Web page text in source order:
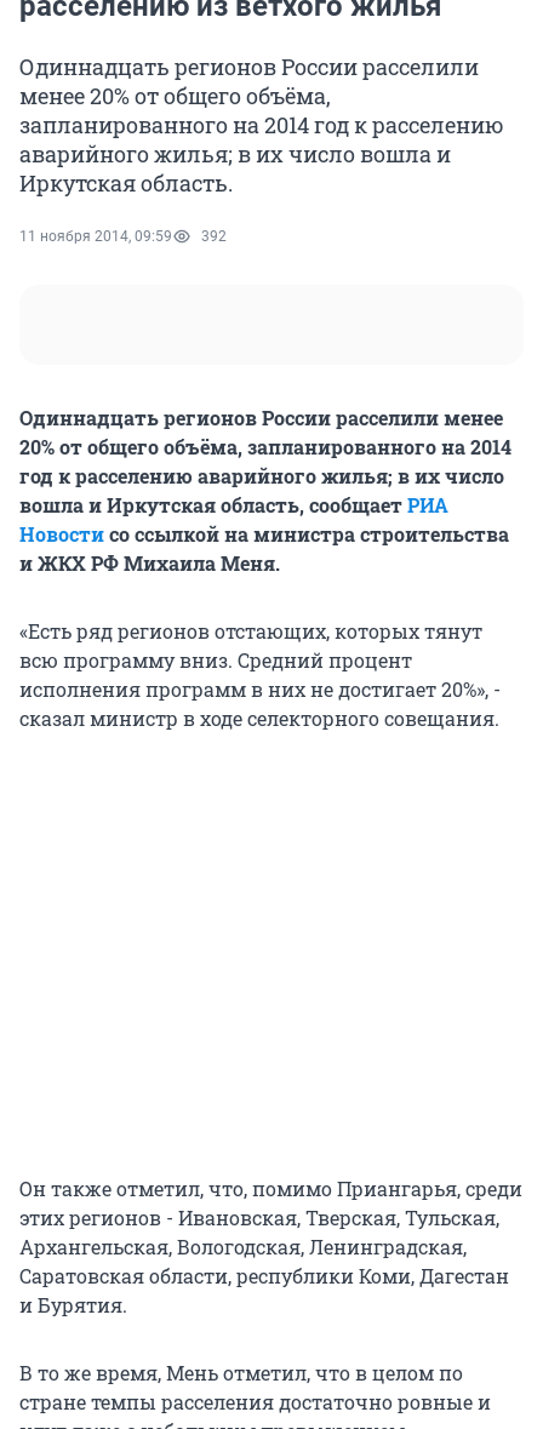
Одиннадцать регионов России расселили
менее 20% от общего объёма,
запланированного на 2014 год к расселению
аварийного жилья; в их число вошла и
Иркутская область.
11 ноября 2014, 09:59 392
Одиннадцать регионов России расселили менее
20% от общего объёма, запланированного на 2014
год к расселению аварийного жилья; в их число
вошла и Иркутская область, сообщаетРИА
Новостисо ссылкой на министра строительства
и ЖКХ РФ Михаила Меня.
«Есть ряд регионов отстающих, которых тянут
всю программу вниз. Средний процент
исполнения программ в них не достигает 20%», -
сказал министр в ходе селекторного совещания.
Он также отметил, что, помимо Приангарья, среди
этих регионов - Ивановская, Тверская, Тульская,
Архангельская, Вологодская, Ленинградская,
Саратовская области, республики Коми, Дагестан
и Бурятия.
В то же время, Мень отметил, что в целом по
стране темпы расселения достаточно ровные и